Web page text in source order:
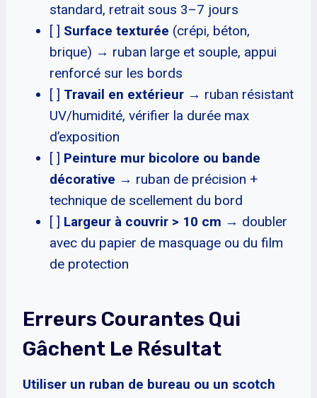
standard, retrait sous 3–7 jours
[ ] Surface texturée (crépi, béton,
brique) → ruban large et souple, appui
renforcé sur les bords
[ ] Travail en extérieur → ruban résistant
UV/humidité, vérifier la durée max
d’exposition
[ ] Peinture mur bicolore ou bande
décorative → ruban de précision +
technique de scellement du bord
[ ] Largeur à couvrir > 10 cm → doubler
avec du papier de masquage ou du film
de protection
Erreurs Courantes Qui
Gâchent Le Résultat
Utiliser un ruban de bureau ou un scotch